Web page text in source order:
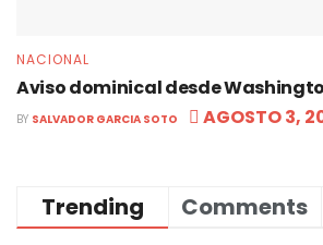
NACIONAL
Aviso dominical desde
BY SALVADOR GARCIA SOTO AGOSTO 3,
Trending Comments